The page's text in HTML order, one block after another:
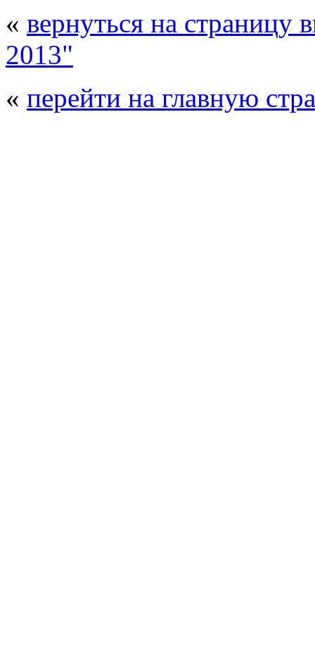
« вернуться на страницу
2013"
« перейти на главную